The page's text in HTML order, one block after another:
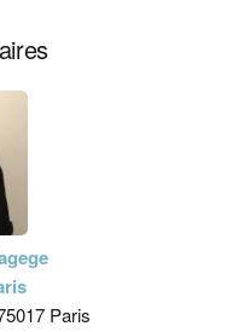
Paris